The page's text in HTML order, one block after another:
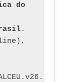
do
.